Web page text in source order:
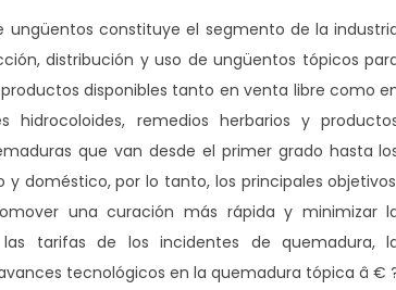
constituye el segmento de la
distribución y uso de ungüentos tópicos
disponibles tanto en venta libre como
remedios herbarios y
que van desde el primer grado hasta
y doméstico, por lo tanto, los principales
una curación más rápida y minimizar
tarifas de los incidentes de quemadura,
tecnológicos en la quemadura tópica â €